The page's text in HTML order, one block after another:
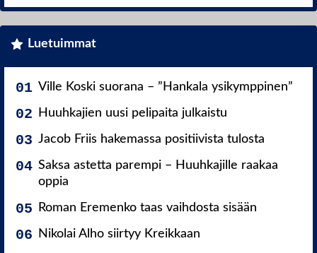
Luetuimmat
Ville Koski suorana – ”Hankala ysikymppinen”
Huuhkajien uusi pelipaita julkaistu
Jacob Friis hakemassa positiivista tulosta
Saksa astetta parempi – Huuhkajille raakaa
oppia
Roman Eremenko taas vaihdosta sisään
Nikolai Alho siirtyy Kreikkaan